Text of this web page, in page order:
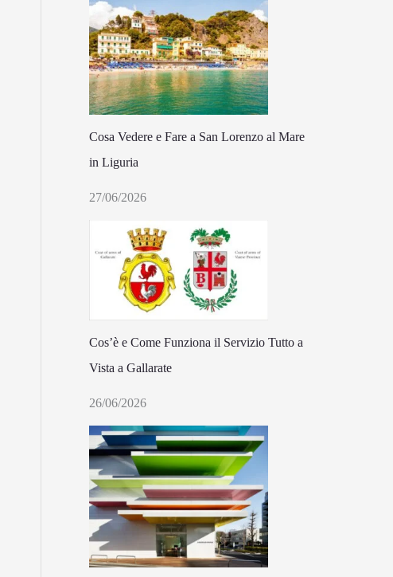
Cosa Vedere e Fare a San Lorenzo al Mare
in Liguria
27/06/2026
Cos’è e Come Funziona il Servizio Tutto a
Vista a Gallarate
26/06/2026